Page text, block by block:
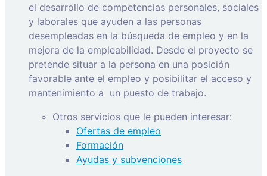
el desarrollo de competencias personales, sociales
y laborales que ayuden a las personas
desempleadas en la búsqueda de empleo y en la
mejora de la empleabilidad. Desde el proyecto se
pretende situar a la persona en una posición
favorable ante el empleo y posibilitar el acceso y
mantenimiento a un puesto de trabajo.
Otros servicios que le pueden interesar:
Ofertas de empleo
Formación
Ayudas y subvenciones